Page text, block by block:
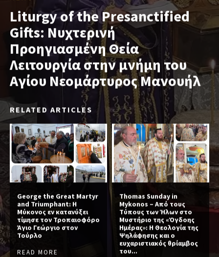
Liturgy of the Presanctified
Gifts: Νυχτερινή
Προηγιασμένη Θεία
Λειτουργία στην μνήμη του
Αγίου Νεομάρτυρος Μανουήλ
RELATED ARTICLES
George the Great Martyr
and Triumphant: Η
Μύκονος εν κατανύξει
τίμησε τον Τροπαιοφόρο
Άγιο Γεώργιο στον
Τούρλο
READ MORE
Thomas Sunday in
Mykonos – Από τους
Τύπους των Ήλων στο
Μυστήριο της «Όγδοης
Ημέρας»: Η Θεολογία της
Ψηλάφησης και ο
ευχαριστιακός θρίαμβος
του...